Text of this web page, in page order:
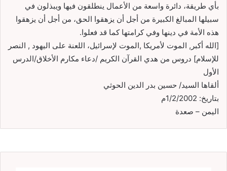
بأي طريقة، دائرة واسعة من الأعمال ينطلقون فيها ويبذلون في
سبيلها المبالغ الكبيرة من أجل أن يزهقوا الحق، من أجل أن يزهقوا
هذه الأمة في دينها وفي كرامتها كما قد فعلوا.
[الله أكبر, الموت لأمريكا ,الموت لإسرائيل، اللعنة على اليهود , النصر
للإسلام] دروس من هدي القرآن الكريم /دعاء مكارم الأخلاق/الدرس
الأول
ألقاها السيد/ حسين بدر الدين الحوثي
بتاريخ: 1/2/2002م
اليمن – صعدة